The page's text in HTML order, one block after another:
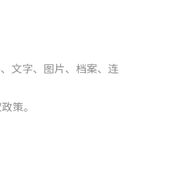
文字、图片、档案、连
策。